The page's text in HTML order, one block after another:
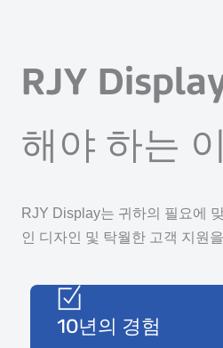
RJY
해야 하는
RJY Display는 귀하의 필요에
인 디자인 및 탁월한 고객 지원
10년의 경험